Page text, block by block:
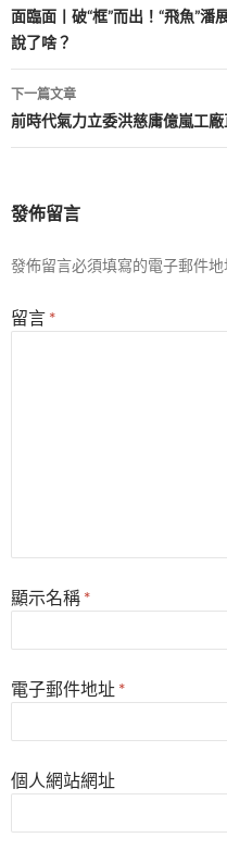
章
導
覽
面臨面丨破“框”而出！“飛魚”
說了啥？
下一篇文章
前時代氣力立委洪慈庸億嵐工廠
發佈留言
發佈留言必須填寫的電子郵件地
留言 *
顯示名稱 *
電子郵件地址 *
個人網站網址